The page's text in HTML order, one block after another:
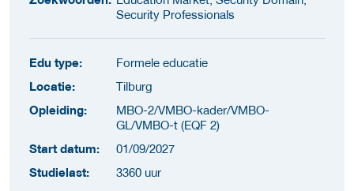
Security Professionals
Edu type:
Formele educatie
Locatie:
Tilburg
Opleiding:
MBO-2/VMBO-kader/VMBO-
GL/VMBO-t (EQF 2)
Start datum:
01/09/2027
Studielast:
3360 uur